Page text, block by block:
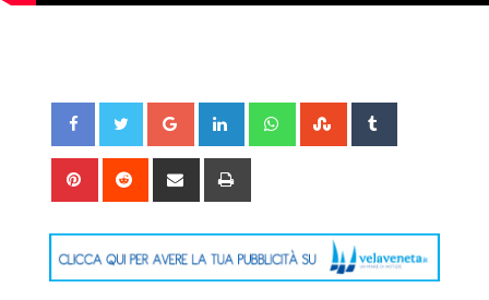
Google+ LinkedIn WhatsappStumbleUpon
Pinterest Reddit
Share